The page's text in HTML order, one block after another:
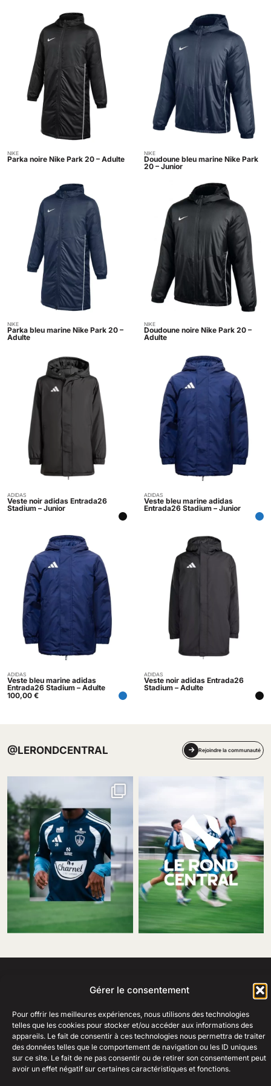
Gérer le consentement
Pour offrir les meilleures expériences, nous utilisons des technologies
telles que les cookies pour stocker et/ou accéder aux informations des
appareils. Le fait de consentir à ces technologies nous permettra de traiter
des données telles que le comportement de navigation ou les ID uniques
sur ce site. Le fait de ne pas consentir ou de retirer son consentement peut
avoir un effet négatif sur certaines caractéristiques et fonctions.
Indisponible
NIKE
Parka noire Nike Park 20 – Adulte Indisponible
NIKE
Doudoune bleu marine Nike Park
20 – Junior
Indisponible
NIKE
Parka bleu marine Nike Park 20 –
Adulte
Indisponible
NIKE
Doudoune noire Nike Park 20 –
Adulte
Indisponible
ADIDAS
Veste noir adidas Entrada26
Stadium – Junior
Indisponible
ADIDAS
Veste bleu marine adidas
Entrada26 Stadium – Junior
Acheter
ADIDAS
Veste bleu marine adidas
Entrada26 Stadium – Adulte
100,00 €
Indisponible
ADIDAS
Veste noir adidas Entrada26
Stadium – Adulte
@LERONDCENTRAL Rejoindre la communauté
29200 Brest
02 98 41 41 99
Ouvert du lundi au samedi
de 10h à 19h en continu.
AIDE
+
ENTREPRISE